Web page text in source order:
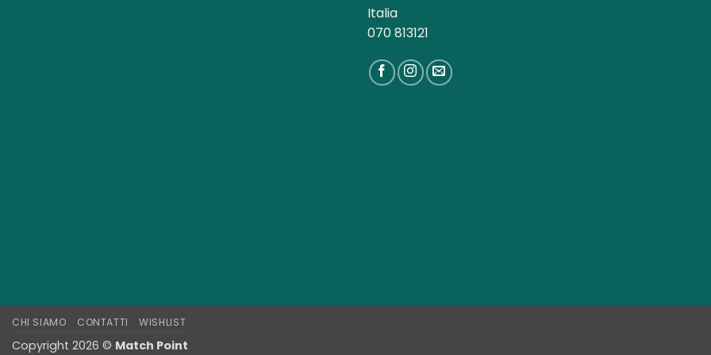
Italia
070 813121
CHI SIAMO CONTATTI WISHLIST
Copyright 2026 © Match Point